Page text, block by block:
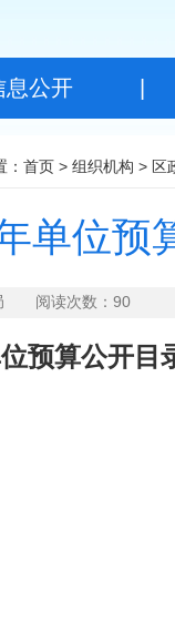
息公开
首页 > 组织机构 > 区
单位预
阅读次数： 90
预算公开目